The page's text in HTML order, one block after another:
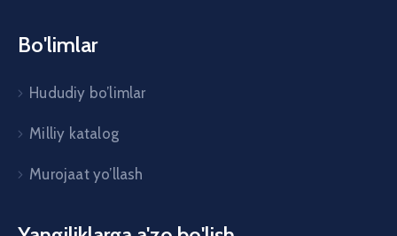
Bo'limlar
Hududiy bo’limlar
Milliy katalog
Murojaat yo’llash